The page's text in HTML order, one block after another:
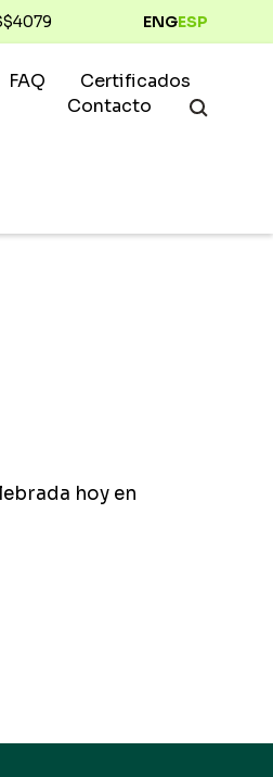
4079 ENGESP
FAQ
Certificados
Contacto
hoy en